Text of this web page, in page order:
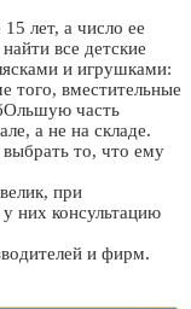
лет, а число ее
все детские
и игрушками:
того, вместительные
часть
а не на складе.
выбрать то, что ему
при
них консультацию
и фирм.
компания,
коляски, манежи,